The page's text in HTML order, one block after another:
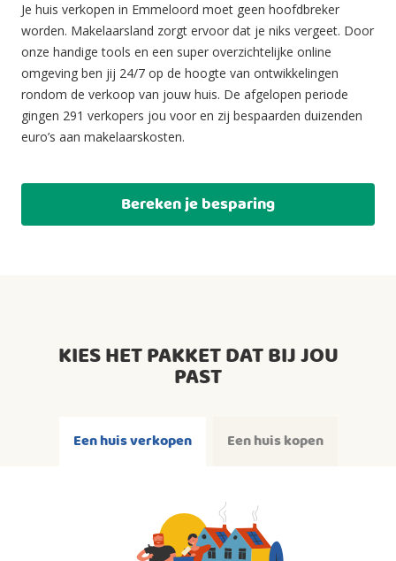
Je huis verkopen in Emmeloord moet geen hoofdbreker
worden. Makelaarsland zorgt ervoor dat je niks vergeet. Door
onze handige tools en een super overzichtelijke online
omgeving ben jij 24/7 op de hoogte van ontwikkelingen
rondom de verkoop van jouw huis. De afgelopen periode
gingen 291 verkopers jou voor en zij bespaarden duizenden
euro’s aan makelaarskosten.
Bereken je besparing
KIES HET PAKKET DAT BIJ JOU
PAST
Een huis verkopen Een huis kopen